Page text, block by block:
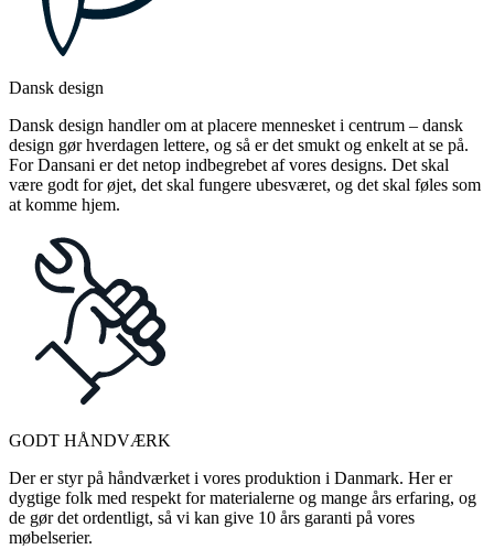
Dansk design
Dansk design handler om at placere mennesket i centrum – dansk
design gør hverdagen lettere, og så er det smukt og enkelt at se på.
For Dansani er det netop indbegrebet af vores designs. Det skal
være godt for øjet, det skal fungere ubesværet, og det skal føles som
at komme hjem.
GODT HÅNDVÆRK
Der er styr på håndværket i vores produktion i Danmark. Her er
dygtige folk med respekt for materialerne og mange års erfaring, og
de gør det ordentligt, så vi kan give 10 års garanti på vores
møbelserier.